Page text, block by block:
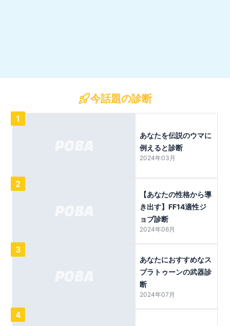
今話題の診断
1
あなたを伝説のウマに
例えると診断
2024年03月
2
【あなたの性格から導
き出す】FF14適性ジ
ョブ診断
2024年06月
3
あなたにおすすめなス
プラトゥーンの武器診
断
2024年07月
4